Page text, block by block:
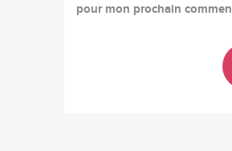
pour mon prochain